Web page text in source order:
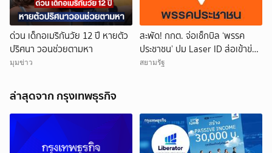
ด่วน เด็กอเมริกันวัย 12 ปี หายตัว
ปริศนา วอนช่วยตามหา
มุมข่าว
สะพัด! กกต. จ่อเช็กบิล ‘พรรค
ประชาชน’ ปม Laser ID ส่อเข้าข่าย
ยุบพรรคตาม ม.92
สยามรัฐ
ล่าสุดจาก กรุงเทพธุรกิจ